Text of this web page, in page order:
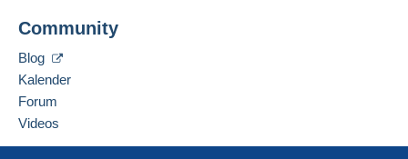
Verkäufer kontaktieren
hinzufügen
Community
Blog
Kalender
Forum
Videos